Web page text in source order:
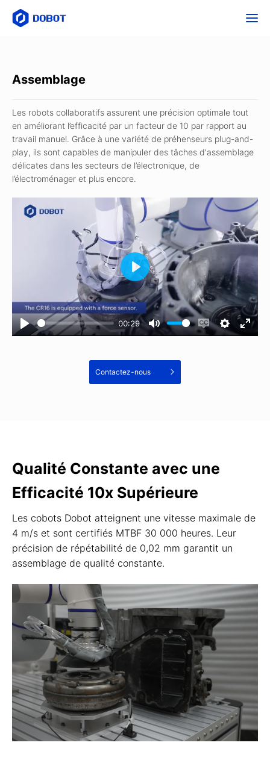
Assemblage
Les robots collaboratifs assurent une précision optimale tout
en améliorant l’efficacité par un facteur de 10 par rapport au
travail manuel. Grâce à une variété de préhenseurs plug-and-
play, ils sont capables de manipuler des tâches d'assemblage
délicates dans les secteurs de l’électronique, de
l’électroménager et plus encore.
00:29
Contactez-nous
Qualité Constante avec une
Efficacité 10x Supérieure
Les cobots Dobot atteignent une vitesse maximale de
4 m/s et sont certifiés MTBF 30 000 heures. Leur
précision de répétabilité de 0,02 mm garantit un
assemblage de qualité constante.